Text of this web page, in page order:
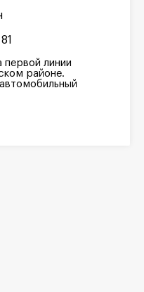
первой линии
районе.